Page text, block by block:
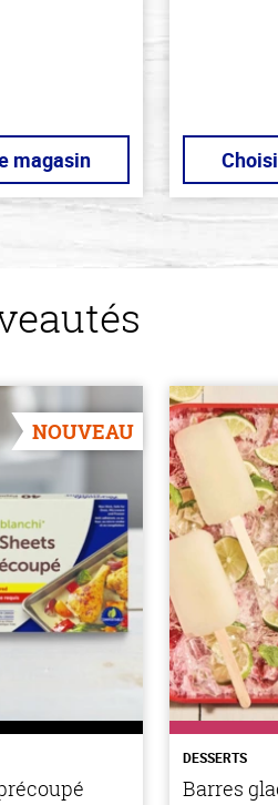
magasin
NOUVEAU
DESSERTS
Barres